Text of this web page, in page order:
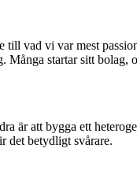
vad vi var mest
Många startar sitt
är att bygga ett
det betydligt svårare.